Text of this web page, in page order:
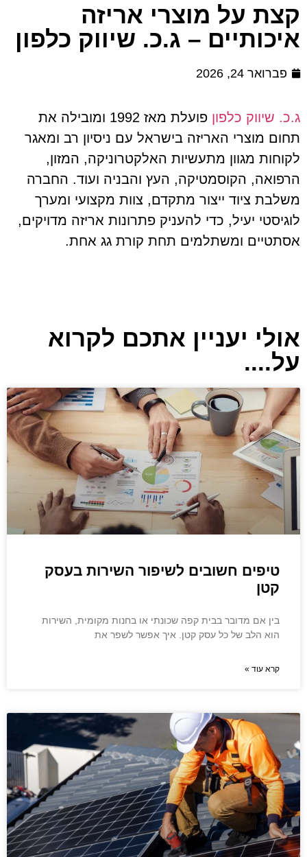
קצת על מוצרי אריזה
איכותיים – ג.כ. שיווק כלפון
פברואר 24, 2026
ג.כ. שיווק כלפון
פועלת מאז 1992 ומובילה את
תחום מוצרי האריזה בישראל עם ניסיון רב ומאגר
לקוחות מגוון מתעשיות האלקטרוניקה, המזון,
הרפואה, הקוסמטיקה, העץ והבניה ועוד. החברה
משלבת ציוד ייצור מתקדם, צוות מקצועי ומערך
לוגיסטי יעיל, כדי להעניק פתרונות אריזה מדויקים,
אסתטיים ומשתלמים תחת קורת גג אחת.
אולי יעניין אתכם לקרוא
על....
טיפים חשובים לשיפור השירות בעסק
קטן
בין אם מדובר בבית קפה שכונתי או בחנות מקומית, השירות
הוא הלב של כל עסק קטן. איך אפשר לשפר את
קרא עוד »